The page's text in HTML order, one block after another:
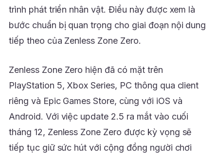
trình phát triển nhân vật. Điều này được xem là
bước chuẩn bị quan trọng cho giai đoạn nội dung
tiếp theo của Zenless Zone Zero.
Zenless Zone Zero hiện đã có mặt trên
PlayStation 5, Xbox Series, PC thông qua client
riêng và Epic Games Store, cùng với iOS và
Android. Với việc update 2.5 ra mắt vào cuối
tháng 12, Zenless Zone Zero được kỳ vọng sẽ
tiếp tục giữ sức hút với cộng đồng người chơi